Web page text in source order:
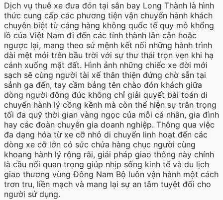
Dịch vụ thuê xe đưa đón tại sân bay Long Thành là hình
thức cung cấp các phương tiện vận chuyển hành khách
chuyên biệt từ cảng hàng không quốc tế quy mô khổng
lồ của Việt Nam đi đến các tỉnh thành lân cận hoặc
ngược lại, mang theo sứ mệnh kết nối những hành trình
dài mệt mỏi trên bầu trời với sự thư thái trọn vẹn khi hạ
cánh xuống mặt đất. Hình ảnh những chiếc xe đời mới
sạch sẽ cùng người tài xế thân thiện đứng chờ sẵn tại
sảnh ga đến, tay cầm bảng tên chào đón khách giữa
dòng người đông đúc không chỉ giải quyết bài toán di
chuyển hành lý cồng kềnh mà còn thể hiện sự trân trọng
tối đa quỹ thời gian vàng ngọc của mỗi cá nhân, gia đình
hay các đoàn chuyên gia doanh nghiệp. Thông qua việc
đa dạng hóa từ xe cỡ nhỏ di chuyển linh hoạt đến các
dòng xe cỡ lớn có sức chứa hàng chục người cùng
khoang hành lý rộng rãi, giải pháp giao thông này chính
là cầu nối quan trọng giúp nhịp sống kinh tế và du lịch
giao thương vùng Đông Nam Bộ luôn vận hành một cách
trơn tru, liền mạch và mang lại sự an tâm tuyệt đối cho
người sử dụng.